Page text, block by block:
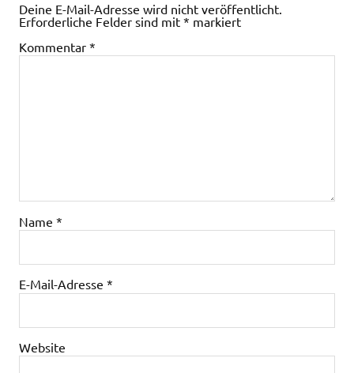
Deine E-Mail-Adresse wird nicht veröffentlicht.
Erforderliche Felder sind mit * markiert
Kommentar *
Name *
E-Mail-Adresse *
Website